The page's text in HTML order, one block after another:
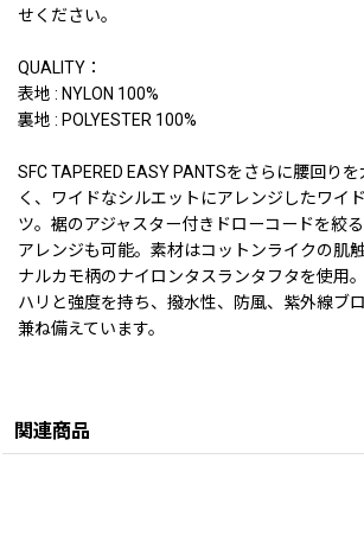
せください。
QUALITY：
表地 : NYLON 100%
裏地 : POLYESTER 100%
SFC TAPERED EASY PANTSをさらに腰回り
く、ワイドなシルエットにアレンジしたワイ
ツ。裾のアジャスター付きドローコードを絞
アレンジも可能。素材はコットンライクの肌
ナルカモ柄のナイロンタスランタフタを使用
ハリと強度を持ち、撥水性、防風、紫外線ブ
兼ね備えています。
関連商品